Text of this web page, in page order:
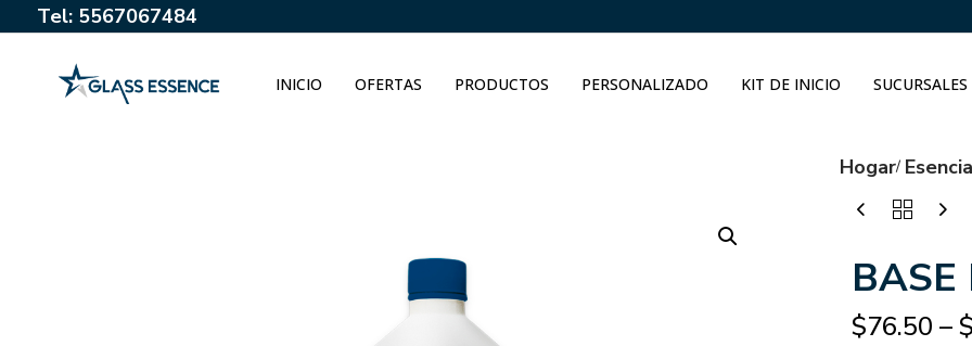
Tel: 5567067484
INICIO OFERTAS PRODUCTOS PERSONALIZADO KIT DE INICIO SUCURSALES
Hogar
BASE
$76.50 – $